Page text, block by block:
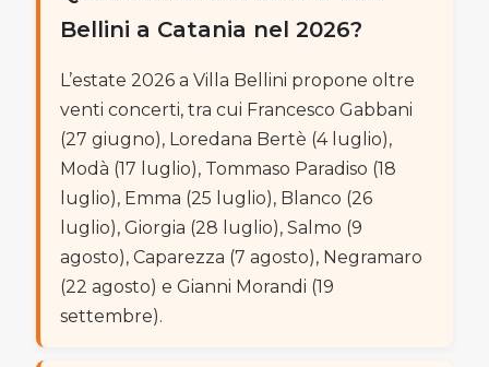
Bellini a Catania nel 2026?
L’estate 2026 a Villa Bellini propone oltre
venti concerti, tra cui Francesco Gabbani
(27 giugno), Loredana Bertè (4 luglio),
Modà (17 luglio), Tommaso Paradiso (18
luglio), Emma (25 luglio), Blanco (26
luglio), Giorgia (28 luglio), Salmo (9
agosto), Caparezza (7 agosto), Negramaro
(22 agosto) e Gianni Morandi (19
settembre).